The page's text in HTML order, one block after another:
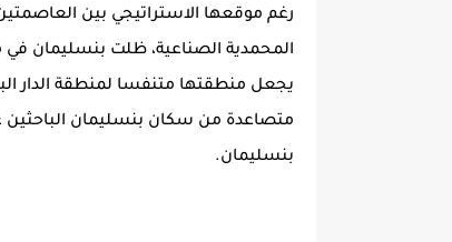
المحمدية الصناعية، ظلت بنسليمان في
يجعل منطقتها متنفسا لمنطقة الدار
متصاعدة من سكان بنسليمان الباحثين
بنسليمان.